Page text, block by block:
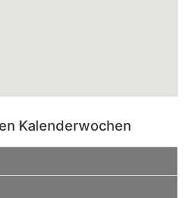
Kalenderwochen